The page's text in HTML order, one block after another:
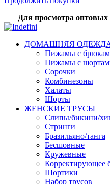
Для просмотра оптовых
ДОМАШНЯЯ
Пижамы с
Пижамы с
Сорочки
Комбинезоны
Халаты
Шорты
ЖЕНСКИЕ ТРУСЫ
Слипы/бикини/
Стринги
Бразильяно/танга
Бесшовные
Кружевные
Корректирующее
Шортики
Набор трусов